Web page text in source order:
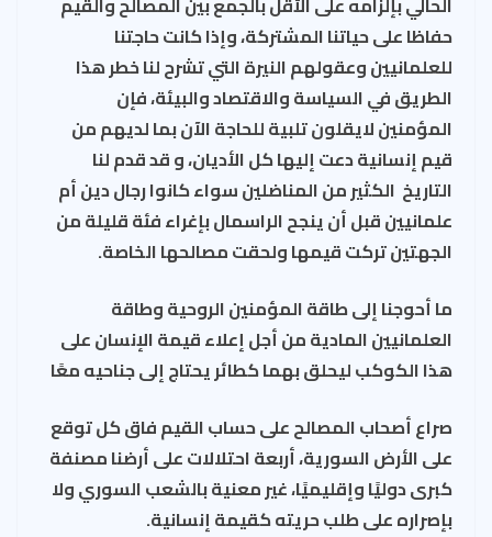
حفاظا على حياتنا المشتركة، وإذا كانت حاجتنا
للعلمانيين وعقولهم النيرة التي تشرح لنا خطر هذا
الطريق في السياسة والاقتصاد والبيئة، فإن
المؤمنين لايقلون تلبية للحاجة الآن بما لديهم من
قيم إنسانية دعت إليها كل الأديان، و قد قدم لنا
التاريخ الكثير من المناضلين سواء كانوا رجال دين أم
علمانيين قبل أن ينجح الراسمال بإغراء فئة قليلة من
الجهتين تركت قيمها ولحقت مصالحها الخاصة.
ما أحوجنا إلى طاقة المؤمنين الروحية وطاقة
العلمانيين المادية من أجل إعلاء قيمة الإنسان على
هذا الكوكب ليحلق بهما كطائر يحتاج إلى جناحيه معًا
صراع أصحاب المصالح على حساب القيم فاق كل توقع
على الأرض السورية، أربعة احتلالات على أرضنا مصنفة
كبرى دوليًا وإقليميًا، غير معنية بالشعب السوري ولا
بإصراره على طلب حريته كقيمة إنسانية.